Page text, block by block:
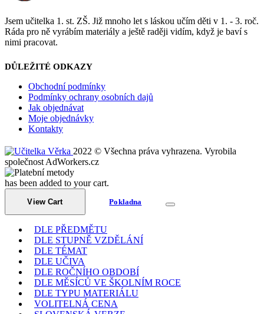
Jsem učitelka 1. st. ZŠ. Již mnoho let s láskou učím děti v 1. - 3. roč.
Ráda pro ně vyrábím materiály a ještě raději vidím, když je baví s
nimi pracovat.
DŮLEŽITÉ ODKAZY
Obchodní podmínky
Podmínky ochrany osobních dajů
Jak objednávat
Moje objednávky
Kontakty
2022 © Všechna práva vyhrazena. Vyrobila
společnost AdWorkers.cz
has been added to your cart.
View Cart Pokladna
DLE PŘEDMĚTU
DLE STUPNĚ VZDĚLÁNÍ
DLE TÉMAT
DLE UČIVA
DLE ROČNÍHO OBDOBÍ
DLE MĚSÍCŮ VE ŠKOLNÍM ROCE
DLE TYPU MATERIÁLU
VOLITELNÁ CENA